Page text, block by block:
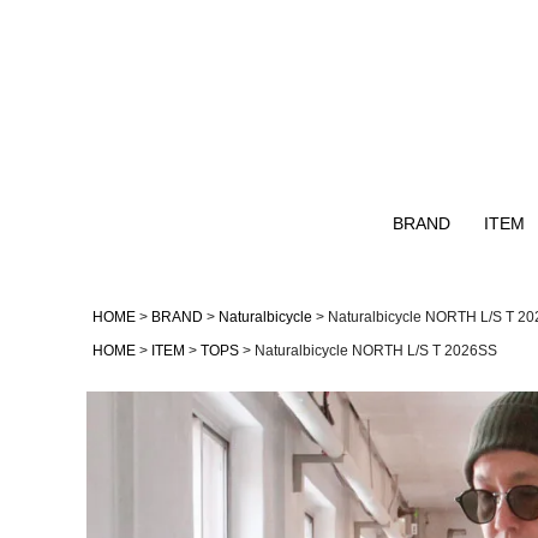
BRAND
GOHEMP
NATAL DESIGN
AS2OV
ITEM
OUTER
HOME BRAND Naturalbicycle
Naturalbicycle NORTH L/S T
HOME
ITEM TOPS Naturalbicycle NORTH L/S T 2026SS